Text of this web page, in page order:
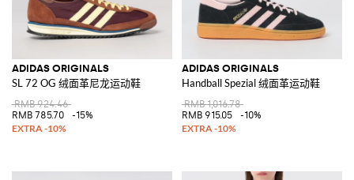
ADIDAS ORIGINALS
SL 72 OG 绒面革尼龙运动鞋
RMB 924.46
RMB 785.70
-15%
ADIDAS ORIGINALS
Handball Spezial 绒面革运动鞋
RMB 1,016.78
RMB 915.05
-10%